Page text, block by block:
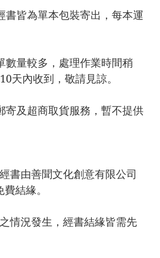
書皆為單本包裝寄出，每本運
數量較多，處理作業時間稍
天內收到，敬請見諒。
寄及超商取貨服務，暫不提供
書由善聞文化創意有限公司
結緣。
情況發生，經書結緣皆需先